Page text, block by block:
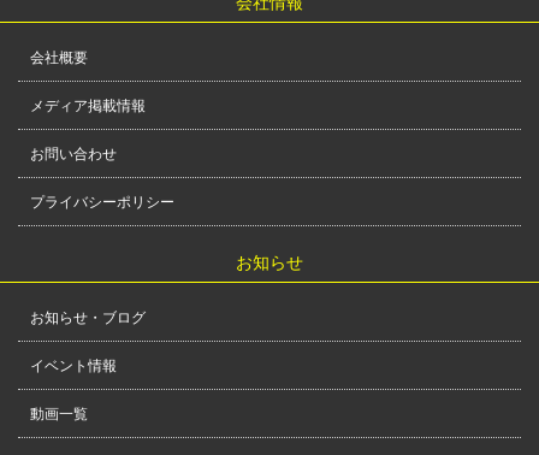
会社概要
メディア掲載情報
お問い合わせ
プライバシーポリシー
お知らせ
お知らせ・ブログ
イベント情報
動画一覧